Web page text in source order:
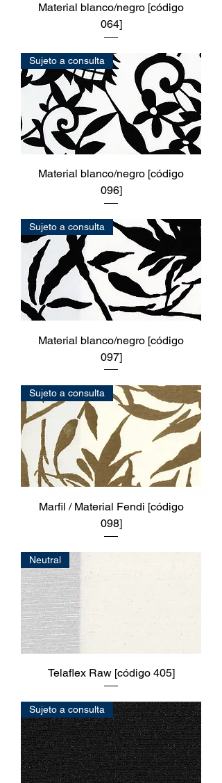
Material blanco/negro [código
064]
Sujeto a consulta
Material blanco/negro [código
096]
Sujeto a consulta
Material blanco/negro [código
097]
Sujeto a consulta
Marfil / Material Fendi [código
098]
Neutral
Telaflex Raw [código 405]
Sujeto a consulta